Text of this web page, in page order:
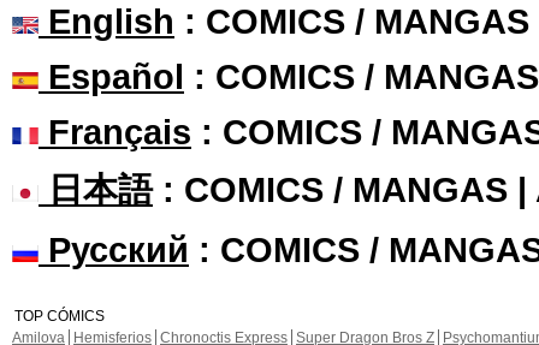
English : COMICS /
Español : COMICS /
Français : COMICS /
日本語: COMICS / MANGAS |
Русский : COMICS /
TOP CÓMICS
Amilova
Hemisferios Chronoctis Express Super Dragon Bros Z